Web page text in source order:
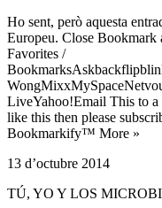
Ho sent, però aquesta
Europeu. Close Bookmark
Favorites /
LiveYahoo!Email This to
like this then please
Bookmarkify™ More »
13 d’octubre 2014
TÚ, YO Y LOS